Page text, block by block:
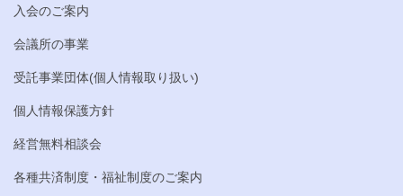
入会のご案内
会議所の事業
受託事業団体(個人情報取り扱い)
個人情報保護方針
経営無料相談会
各種共済制度・福祉制度のご案内